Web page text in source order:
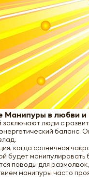
Манипуры в любви
заключают люди с
баланс.
когда солнечная
будет
поводы для
манипуры часто